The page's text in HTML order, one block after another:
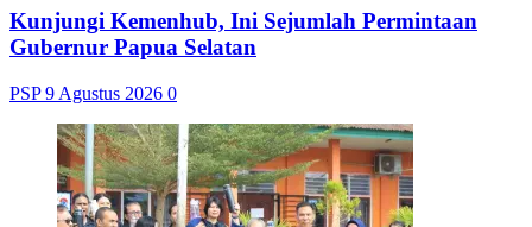
Kunjungi Kemenhub, Ini Sejumlah Permintaan
Gubernur Papua Selatan
PSP9 Agustus 2026 0